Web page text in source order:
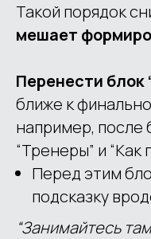
Такой порядок
мешает
Перенести
ближе к
например, после
“Тренеры” и “Как
Перед этим
подсказку
“Занимайтесь